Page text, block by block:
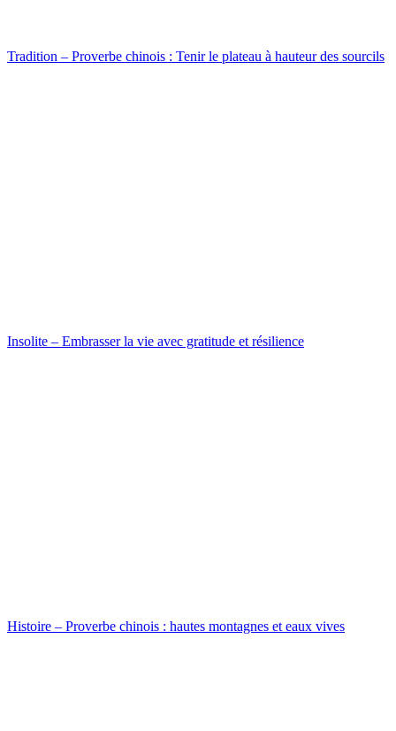
Tradition – Proverbe chinois : Tenir le plateau à hauteur des sourcils
Insolite – Embrasser la vie avec gratitude et résilience
Histoire – Proverbe chinois : hautes montagnes et eaux vives